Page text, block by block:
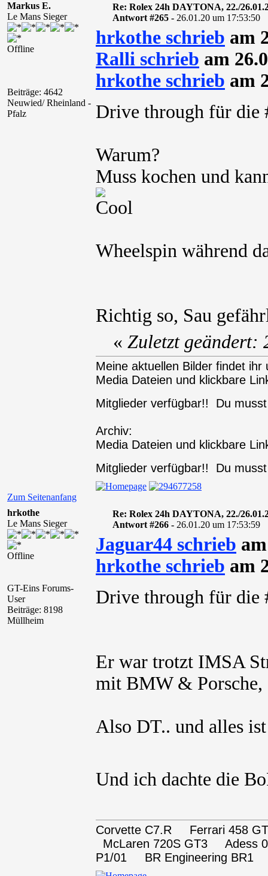
Markus E.
Le Mans Sieger
Offline
Beiträge: 4642
Neuwied/ Rheinland -
Pfalz
Re: Rolex 24h DAYTONA, 22./
Antwort #265 - 26.01.20 um 17:53:50
hrkothe schrieb am
Ralli schrieb am
hrkothe schrieb am
Drive through für
Warum?
Muss kochen und
Wheelspin während
Richtig so, Sau
Zum Seitenanfang
« Zuletzt geändert:
Meine aktuellen Bilder findet ihr
Media Dateien und klickbare
Mitglieder verfügbar!! Du
Archiv:
Media Dateien und klickbare
Mitglieder verfügbar!! Du
hrkothe
Le Mans Sieger
Offline
GT-Eins Forums-
User
Beiträge: 8198
Müllheim
Re: Rolex 24h DAYTONA, 22./
Antwort #266 - 26.01.20 um 17:53:59
Jaguar44 schrieb
hrkothe schrieb am
Drive through für
Er war trotzt IMSA
mit BMW & Porsche,
Also DT.. und alles
Und ich dachte die
Corvette C7.R Ferrari 458
McLaren 720S GT3
P1/01 BR Engineering BR1